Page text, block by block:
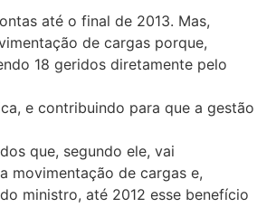
até o final de 2013. Mas,
de cargas porque,
18 geridos diretamente pelo
e contribuindo para que a gestão
que, segundo ele, vai
movimentação de cargas e,
ministro, até 2012 esse benefício